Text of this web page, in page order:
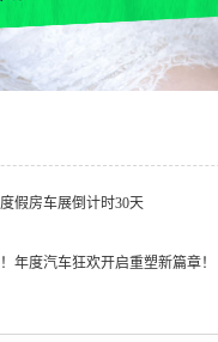
假房车展倒计时30天
年度汽车狂欢开启重塑新篇章！